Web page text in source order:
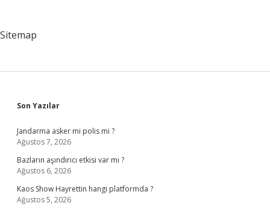
Sitemap
Sidebar
Son Yazılar
Jandarma asker mi polis mi ?
Ağustos 7, 2026
Bazların aşındırıcı etkisi var mı ?
Ağustos 6, 2026
Kaos Show Hayrettin hangi platformda ?
Ağustos 5, 2026